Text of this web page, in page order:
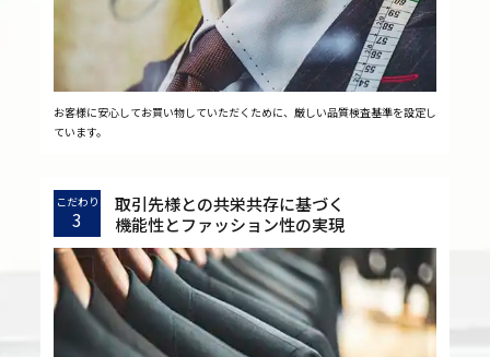
お客様に安心してお買い物していただくために、厳しい品質検査基準を設定し
ています。
こだわり
3
取引先様との共栄共存に基づく
機能性とファッション性の実現